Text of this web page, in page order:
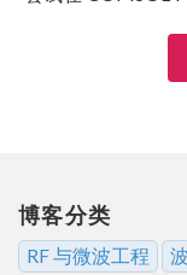
博客分类
RF 与微波工程